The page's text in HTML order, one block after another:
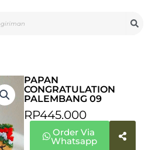
PAPAN
CONGRATULATION
PALEMBANG 09
RP445.000
Order Via
Whatsapp